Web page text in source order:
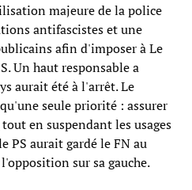
majeure de la police
antifascistes et une
afin d'imposer à Le
Un haut responsable a
aurait été à l'arrêt. Le
seule priorité : assurer
en suspendant les usages
PS aurait gardé le FN au
sur sa gauche.